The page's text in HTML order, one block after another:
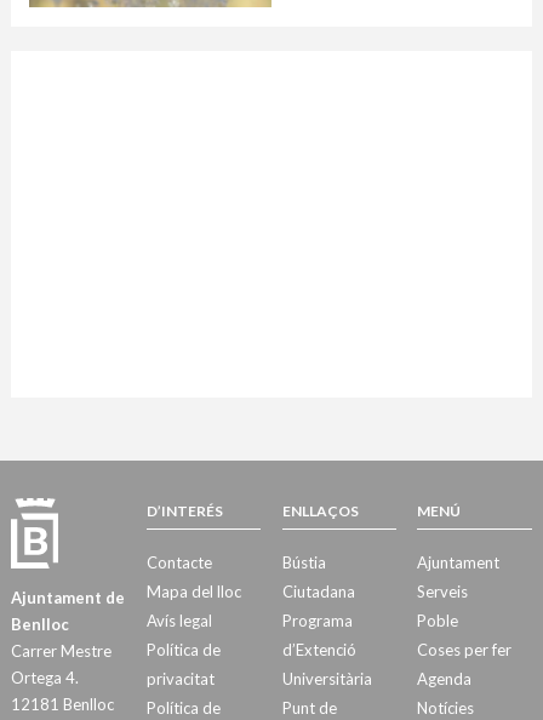
Ajuntament de
Benlloc
Carrer Mestre
Ortega 4.
12181 Benlloc
D’INTERÉS
Contacte
Mapa del lloc
Avís legal
Política de
privacitat
Política de
ENLLAÇOS
Bústia
Ciutadana
Programa
d’Extenció
Universitària
Punt de
MENÚ
Ajuntament
Serveis
Poble
Coses per fer
Agenda
Notícies